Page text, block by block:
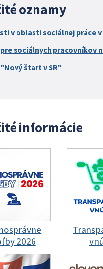
oznamy
v oblasti sociálnej práce
sociálnych pracovníkov
štart v SR"
informácie
2026